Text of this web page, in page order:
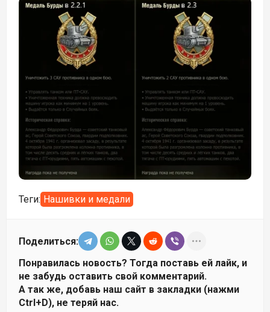
Теги: Нашивки и медали
Поделиться:
Понравилась новость? Тогда поставь ей лайк, и
не забудь оставить свой комментарий.
А так же, добавь наш сайт в закладки (нажми
Ctrl+D), не теряй нас.